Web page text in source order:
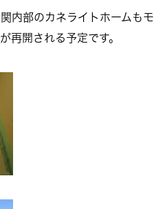
内部のカネライトホームも
再開される予定です。